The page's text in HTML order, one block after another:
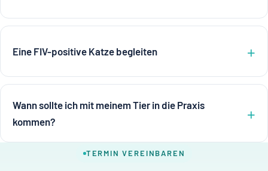
Eine FIV-positive Katze begleiten
Wann sollte ich mit meinem Tier in die Praxis
kommen?
TERMIN VEREINBAREN